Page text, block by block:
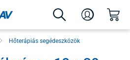
Hőterápiás segédeszközök